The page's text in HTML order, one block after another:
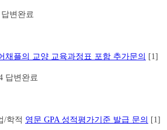
답변완료
채플의 교양 교육과정표 포함 추가문의 [1]
답변완료
/학적 영문 GPA 성적평가기준 발급 문의 [1]